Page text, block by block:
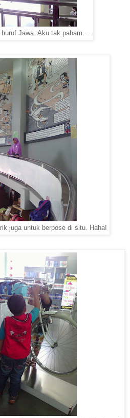
Jawa. Aku tak paham....
juga untuk berpose di situ. Haha!